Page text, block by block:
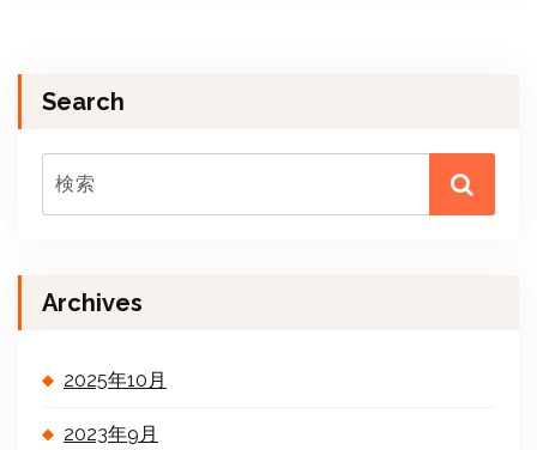
Search
Archives
2025年10月
2023年9月